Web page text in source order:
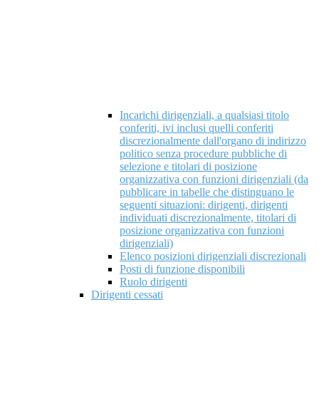
Incarichi dirigenziali, a qualsiasi titolo
conferiti, ivi inclusi quelli conferiti
discrezionalmente dall'organo di indirizzo
politico senza procedure pubbliche di
selezione e titolari di posizione
organizzativa con funzioni dirigenziali (da
pubblicare in tabelle che distinguano le
seguenti situazioni: dirigenti, dirigenti
individuati discrezionalmente, titolari di
posizione organizzativa con funzioni
dirigenziali)
Elenco posizioni dirigenziali discrezionali
Posti di funzione disponibili
Ruolo dirigenti
Dirigenti cessati